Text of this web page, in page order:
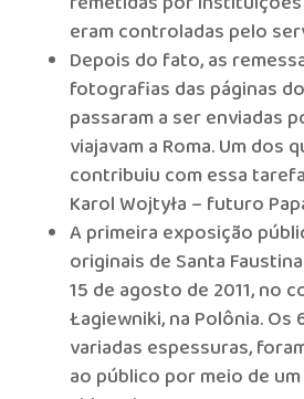
eram controladas pelo
Depois do fato, as
fotografias das páginas
passaram a ser enviadas
viajavam a Roma. Um dos
contribuiu com essa
Karol Wojtyła – futuro
A primeira exposição
originais de Santa
15 de agosto de 2011, no
Łagiewniki, na Polônia. Os
variadas espessuras,
ao público por meio de